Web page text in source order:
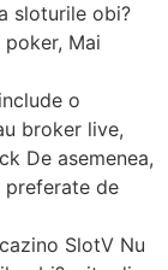
sloturile obi?
Mai
o
broker live,
De asemenea,
preferate de
SlotV Nu